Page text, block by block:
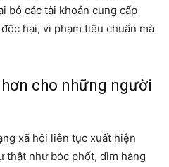
bỏ các tài khoản cung cấp
hại, vi phạm tiêu chuẩn mà
cho những người
xã hội liên tục xuất hiện
thật như bóc phốt, dìm hàng